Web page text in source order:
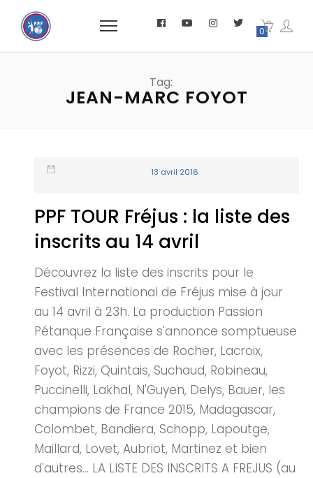
0
Tag:
JEAN-MARC FOYOT
13 avril 2016
PPF TOUR Fréjus : la liste des
inscrits au 14 avril
Découvrez la liste des inscrits pour le
Festival International de Fréjus mise à jour
au 14 avril à 23h. La production Passion
Pétanque Française s'annonce somptueuse
avec les présences de Rocher, Lacroix,
Foyot, Rizzi, Quintais, Suchaud, Robineau,
Puccinelli, Lakhal, N'Guyen, Delys, Bauer, les
champions de France 2015, Madagascar,
Colombet, Bandiera, Schopp, Lapoutge,
Maillard, Lovet, Aubriot, Martinez et bien
d'autres… LA LISTE DES INSCRITS A FREJUS (au